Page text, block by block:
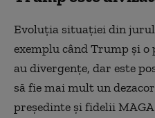
Evoluţia situaţiei din
exemplu când Trump şi o
au divergenţe, dar este
să fie mai mult un
preşedinte şi fidelii